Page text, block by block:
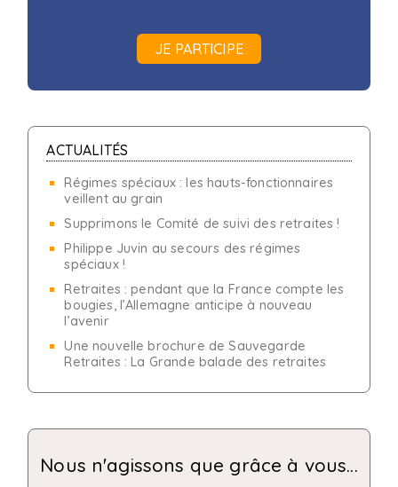
JE PARTICIPE
ACTUALITÉS
Régimes spéciaux : les hauts-fonctionnaires
veillent au grain
Supprimons le Comité de suivi des retraites !
Philippe Juvin au secours des régimes
spéciaux !
Retraites : pendant que la France compte les
bougies, l’Allemagne anticipe à nouveau
l’avenir
Une nouvelle brochure de Sauvegarde
Retraites : La Grande balade des retraites
Nous n'agissons que grâce à vous...